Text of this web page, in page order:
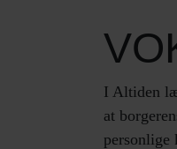
I Altiden
at
personlige